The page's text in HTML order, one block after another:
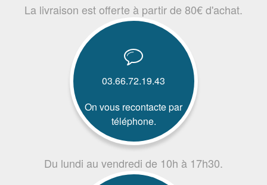
La livraison est offerte à partir de 80€ d'achat.
03.66.72.19.43
On vous recontacte par
téléphone.
Du lundi au vendredi de 10h à 17h30.